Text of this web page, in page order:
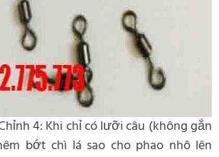
4: Khi chỉ có lưỡi câu (không gắn
bớt chì lá sao cho phao nhô lên